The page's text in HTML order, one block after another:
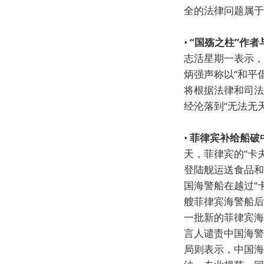
全的法律问题属
• “国殇之柱”作者
志活星期一表示
炳强声称以“和平
将根据法律和司
经沦落到“无法无
• 菲律宾补给船破
天，菲律宾的“卡
登陆舰运送食品
国海警船在越过“
艘菲律宾海警船
一批新的菲律宾
言人谴责中国海
局则表示，中国